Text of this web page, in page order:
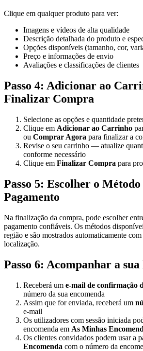
Clique em qualquer produto para ver:
Imagens e vídeos de alta qualidade
Descrição detalhada do produto e
Opções disponíveis (tamanho, cor,
Preço e informações de envio
Avaliações e classificações de clientes
Passo 4: Adicionar ao
Finalizar Compra
Selecione as opções e quantidade
Clique em Adicionar ao Carrinho
ou Comprar Agora para finalizar a
Revise o seu carrinho — atualize
conforme necessário
Clique em Finalizar Compra para
Passo 5: Escolher o Método
Pagamento
Na finalização da compra, pode escolher
pagamento confiáveis. Os métodos
região e são mostrados automaticamente com
localização.
Passo 6: Acompanhar a
Receberá um e-mail de confirmação
número da sua encomenda
Assim que for enviada, receberá um
e-mail
Os utilizadores com sessão iniciada
encomenda em As Minhas
Os clientes convidados podem usar a
Encomenda com o número da